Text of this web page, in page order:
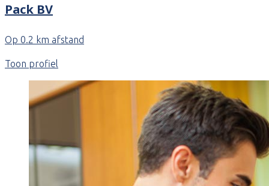
Pack BV
Op 0.2 km afstand
Toon profiel